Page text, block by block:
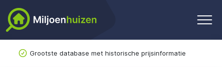
Grootste database met historische prijsinformatie